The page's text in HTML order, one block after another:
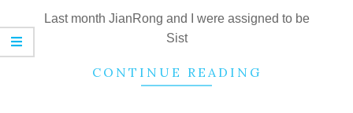
30Last month JianRong and I were assigned to be
Sist
CONTINUE READING